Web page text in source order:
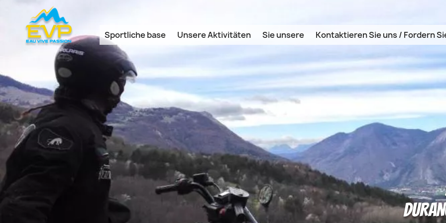
Sportliche base Unsere Aktivitäten Sie unsere Kontaktieren Sie uns / Fordern
Cookie-Einstellungen